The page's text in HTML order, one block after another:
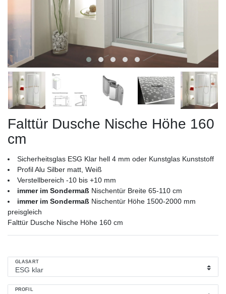
Falttür Dusche Nische Höhe 160
cm
Sicherheitsglas ESG Klar hell 4 mm oder Kunstglas Kunststoff
Profil Alu Silber matt, Weiß
Verstellbereich -10 bis +10 mm
immer im Sondermaß Nischentür Breite 65-110 cm
immer im Sondermaß Nischentür Höhe 1500-2000 mm
preisgleich
Falttür Dusche Nische Höhe 160 cm
GLASART
PROFIL